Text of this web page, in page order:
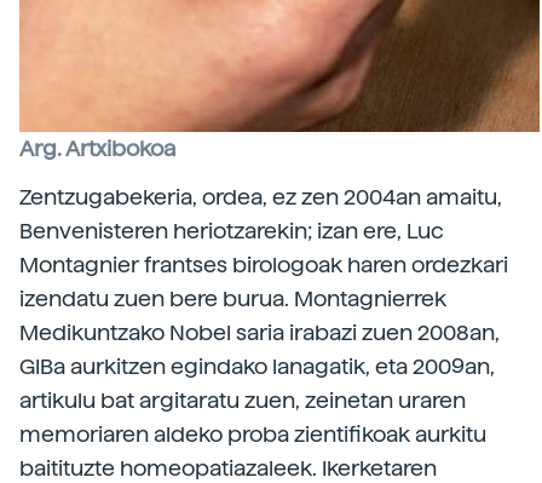
Arg. Artxibokoa
Zentzugabekeria, ordea, ez zen 2004an amaitu,
Benvenisteren heriotzarekin; izan ere, Luc
Montagnier frantses birologoak haren ordezkari
izendatu zuen bere burua. Montagnierrek
Medikuntzako Nobel saria irabazi zuen 2008an,
GIBa aurkitzen egindako lanagatik, eta 2009an,
artikulu bat argitaratu zuen, zeinetan uraren
memoriaren aldeko proba zientifikoak aurkitu
baitituzte homeopatiazaleek. Ikerketaren